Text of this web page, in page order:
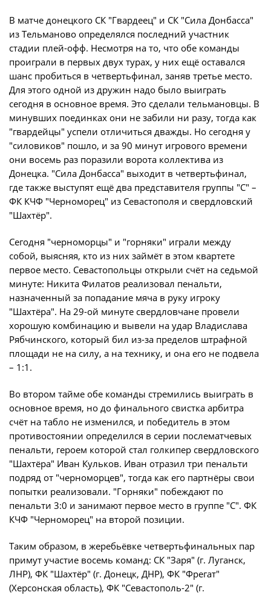
Новости
О турнире
Кубок Объединенного Чемпионата по
футболу "Содружество"
Календарь и результаты матчей
Турнирные таблицы
Статистика
Команды
Игроки
О турнире
Турнир Объединенного чемпионата по
футболу "Содружество" среди юношей
2009-2010 годов рождения (U-17)
Календарь и результаты матчей
Турнирная таблица
Команды
Игроки
Дисквалификации
О турнире
Турнир Объединенного Чемпионата по
футболу "Содружество" среди юношей
2011-2012 годов рождения (U-15)
Календарь и результаты матчей
Турнирная таблица
Статистика
Бухгалтерия
Служба безопасности
Пресс-служба
Отдел информационных технологий
Комитеты
Спортивный комитет
Инспекторско-судейский комитет
Контрольно-дисциплинарный комитет
Учредительные документы
Регламентирующие документы
В матче донецкого СК "Гвардеец" и СК "Сила Донбасса"
из Тельманово определялся последний участник
стадии плей-офф. Несмотря на то, что обе команды
проиграли в первых двух турах, у них ещё оставался
шанс пробиться в четвертьфинал, заняв третье место.
Для этого одной из дружин надо было выиграть
сегодня в основное время. Это сделали тельмановцы. В
минувших поединках они не забили ни разу, тогда как
"гвардейцы" успели отличиться дважды. Но сегодня у
"силовиков" пошло, и за 90 минут игрового времени
они восемь раз поразили ворота коллектива из
Донецка. "Сила Донбасса" выходит в четвертьфинал,
где также выступят ещё два представителя группы "С" –
ФК КЧФ "Черноморец" из Севастополя и свердловский
"Шахтёр".
Сегодня "черноморцы" и "горняки" играли между
собой, выясняя, кто из них займёт в этом квартете
первое место. Севастопольцы открыли счёт на седьмой
минуте: Никита Филатов реализовал пенальти,
назначенный за попадание мяча в руку игроку
"Шахтёра". На 29-ой минуте свердловчане провели
хорошую комбинацию и вывели на удар Владислава
Рябчинского, который бил из-за пределов штрафной
площади не на силу, а на технику, и она его не подвела
– 1:1.
Во втором тайме обе команды стремились выиграть в
основное время, но до финального свистка арбитра
счёт на табло не изменился, и победитель в этом
противостоянии определился в серии послематчевых
пенальти, героем которой стал голкипер свердловского
"Шахтёра" Иван Кульков. Иван отразил три пенальти
подряд от "черноморцев", тогда как его партнёры свои
попытки реализовали. "Горняки" побеждают по
пенальти 3:0 и занимают первое место в группе "С". ФК
КЧФ "Черноморец" на второй позиции.
Таким образом, в жеребьёвке четвертьфинальных пар
примут участие восемь команд: СК "Заря" (г. Луганск,
ЛНР), ФК "Шахтёр" (г. Донецк, ДНР), ФК "Фрегат"
(Херсонская область), ФК "Севастополь-2" (г.